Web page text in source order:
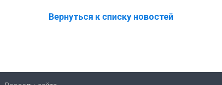
Вернуться к списку новостей